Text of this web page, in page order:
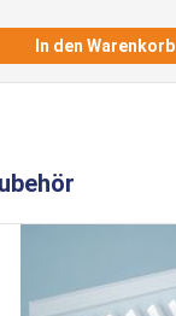
In den Warenkorb